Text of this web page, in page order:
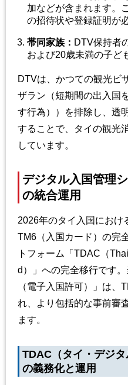
加などが含まれます。
の招待状や登録証明が
帯同家族 ： DTV保持者
および20歳未満の子ど
DTVは、かつての観光ビ
ザラン（短期間の出入国
す行為））を排除し、透
することで、タイの観光
しています。
デジタル入国管理
の統合運用
2026年のタイ入国におけ
TM6（入国カード）の完
トフォーム「TDAC（
d）」への完全移行です
（電子入国許可）」は、
れ、より包括的な事前審
ます。
TDAC（タイ・デジタ
の義務化と運用